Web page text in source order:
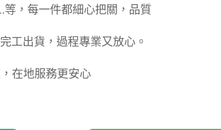
，每一件都細心把關，品質
工出貨，過程專業又放心。
在地服務更安心